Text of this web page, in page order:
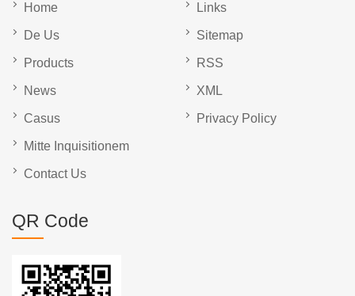
Home
De Us
Products
News
Casus
Mitte Inquisitionem
Contact Us
Links
Sitemap
RSS
XML
Privacy Policy
QR Code